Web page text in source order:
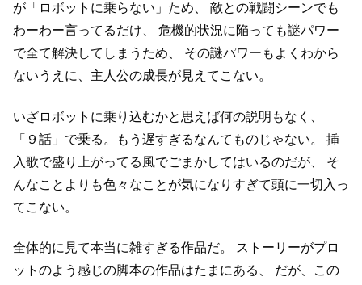
が「ロボットに乗らない」ため、
敵との戦闘シーンでも
わーわー言ってるだけ、
危機的状況に陥っても謎パワー
で全て解決してしまうため、
その謎パワーもよくわから
ないうえに、主人公の成長が見えてこない。
いざロボットに乗り込むかと思えば何の説明もなく、
「９話」で乗る。もう遅すぎるなんてものじゃない。
挿
入歌で盛り上がってる風でごまかしてはいるのだが、
そ
んなことよりも色々なことが気になりすぎて頭に一切入っ
てこない。
全体的に見て本当に雑すぎる作品だ。
ストーリーがプロ
ットのよう感じの脚本の作品はたまにある、
だが、この